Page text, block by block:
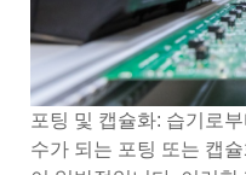
포팅 및 캡슐화: 습기로
수가 되는 포팅 또는 캡